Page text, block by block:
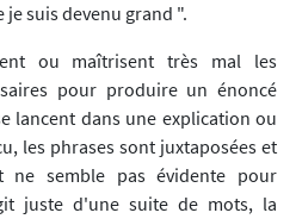
suis devenu grand ".
ou maîtrisent très mal les
pour produire un énoncé
lancent dans une explication ou
les phrases sont juxtaposées et
semble pas évidente pour
juste d'une suite de mots, la